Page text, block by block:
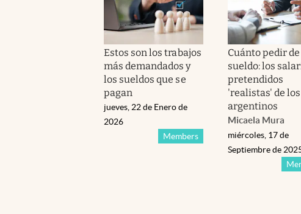
Estos son los trabajos
más demandados y
los sueldos que se
pagan
Members
jueves, 22 de Enero de
2026
Cuánto pedir de
sueldo: los
pretendidos
'realistas' de los
argentinos
Micaela Mura
miércoles, 17 de
Septiembre de